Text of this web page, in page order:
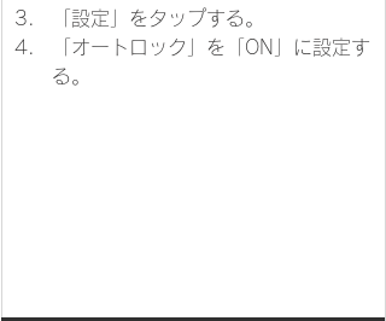
「設定」をタップする。
「オートロック」を「ON」に設定す
る。